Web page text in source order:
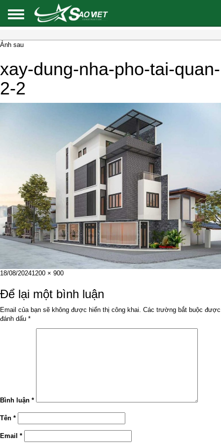
Ảnh sau
xay-dung-nha-pho-tai-quan-
2-2
Đăng
ngày
18/08/2024Kích
đầy
đủ
1200 × 900
Để lại một bình luận
Email của bạn sẽ không được hiển thị công khai. Các trường bắt buộc được
đánh dấu *
Bình luận *
Tên *
Email *